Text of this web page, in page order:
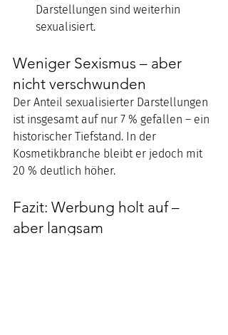
Darstellungen sind weiterhin
sexualisiert.
Weniger Sexismus – aber
nicht verschwunden
Der Anteil sexualisierter Darstellungen
ist insgesamt auf nur 7 % gefallen – ein
historischer Tiefstand. In der
Kosmetikbranche bleibt er jedoch mit
20 % deutlich höher.
Fazit: Werbung holt auf –
aber langsam